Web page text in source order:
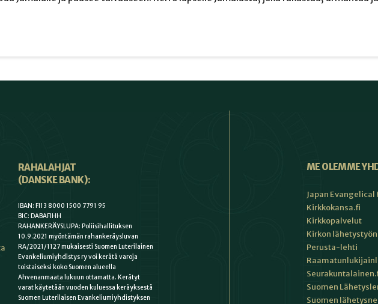
RAHALAHJAT
(DANSKE BANK):
IBAN: FI13 8000 1500 7791 95
BIC: DABAFIHH
RAHANKERÄYSLUPA: Poliisihallituksen
10.9.2021 myöntämän rahankeräysluvan
RA/2021/1127 mukaisesti Suomen Luterilainen
Evankeliumiyhdistys ry voi kerätä varoja
toistaiseksi koko Suomen alueella
Ahvenanmaata lukuun ottamatta. Kerätyt
varat käytetään vuoden kuluessa keräyksestä
Suomen Luterilaisen Evankeliumiyhdistyksen
ME OLEMME
Japan
Kirkkokansa.fi
Kirkkopalvelut
Kirkon
Perusta-lehti
Suomen
Suomen